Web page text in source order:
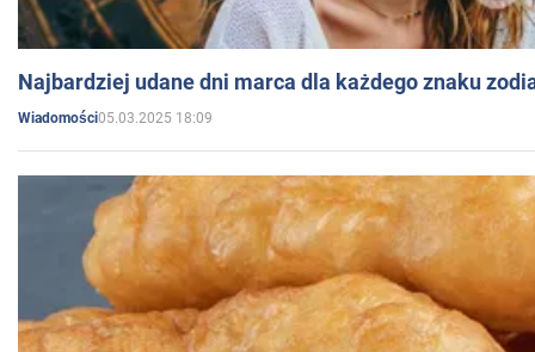
Najbardziej udane dni marca dla każdego znaku
Wiadomości05.03.2025 18:09